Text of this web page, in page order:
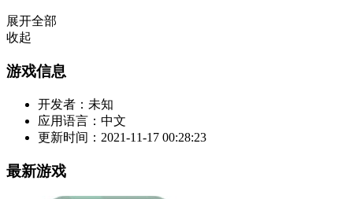
展开全部
收起
游戏信息
开发者： 未知
应用语言： 中文
更新时间： 2021-11-17 00:28:23
最新游戏